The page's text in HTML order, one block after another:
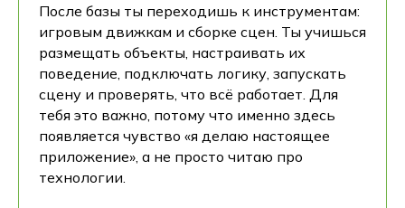
После базы ты переходишь к инструментам:
игровым движкам и сборке сцен. Ты учишься
размещать объекты, настраивать их
поведение, подключать логику, запускать
сцену и проверять, что всё работает. Для
тебя это важно, потому что именно здесь
появляется чувство «я делаю настоящее
приложение», а не просто читаю про
технологии.